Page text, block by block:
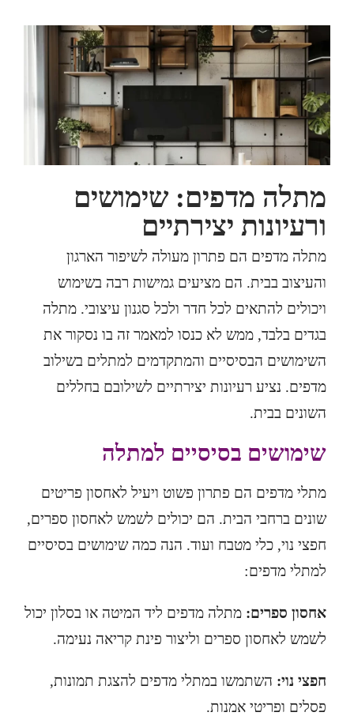
מתלה מדפים: שימושים
ורעיונות יצירתיים
מתלה מדפים הם פתרון מעולה לשיפור הארגון
והעיצוב בבית. הם מציעים גמישות רבה בשימוש
ויכולים להתאים לכל חדר ולכל סגנון עיצובי. מתלה
בגדים בלבד, ממש לא כנסו למאמר זה בו נסקור את
השימושים הבסיסיים והמתקדמים למתלים בשילוב
מדפים. נציע רעיונות יצירתיים לשילובם בחללים
השונים בבית.
שימושים בסיסיים למתלה
מתלי מדפים הם פתרון פשוט ויעיל לאחסון פריטים
שונים ברחבי הבית. הם יכולים לשמש לאחסון ספרים,
חפצי נוי, כלי מטבח ועוד. הנה כמה שימושים בסיסיים
למתלי מדפים:
אחסון ספרים: מתלה מדפים ליד המיטה או בסלון יכול
לשמש לאחסון ספרים וליצור פינת קריאה נעימה.
חפצי נוי: השתמשו במתלי מדפים להצגת תמונות,
פסלים ופריטי אמנות.